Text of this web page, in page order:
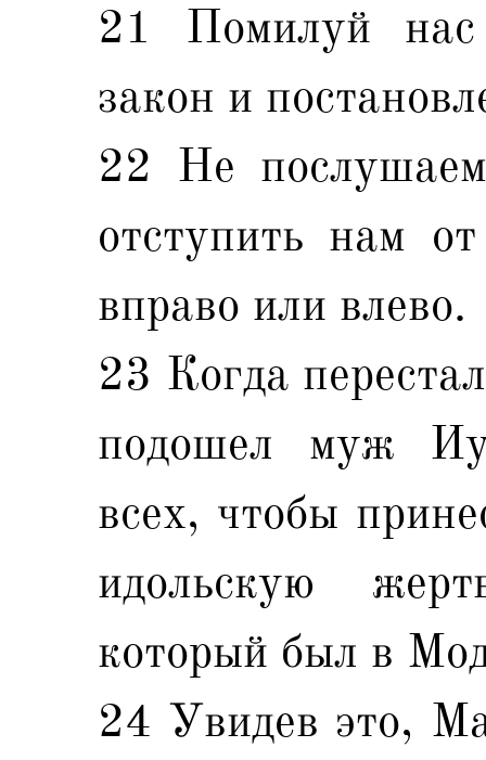
21 Помилуй нас
закон и
22 Не
отступить нам
вправо или влево.
23 Когда
подошел муж
всех, чтобы
идольскую
который был в
24 Увидев это,